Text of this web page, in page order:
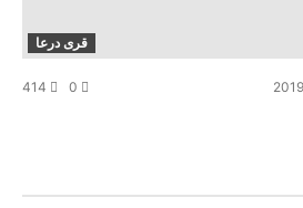
قرى درعا
414